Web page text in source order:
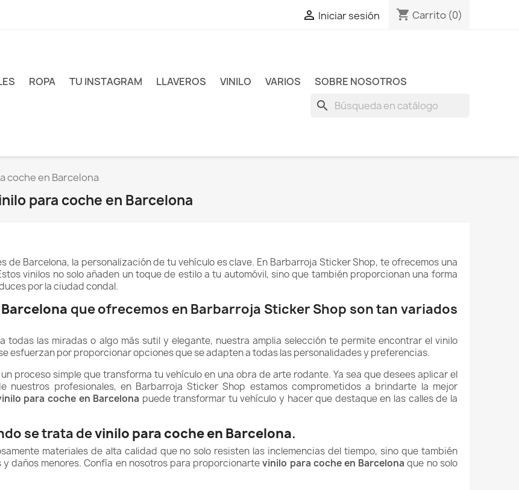
 Iniciar sesión shopping_cart Carrito (0)
ROPA TU INSTAGRAM LLAVEROS VINILO VARIOS SOBRE NOSOTROS
search
coche en Barcelona
para coche en Barcelona
Barcelona, la personalización de tu vehículo es clave. En Barbarroja Sticker Shop, te ofrecemos una
vinilos no solo añaden un toque de estilo a tu automóvil, sino que también proporcionan una forma
por la ciudad condal.
que ofrecemos en Barbarroja Sticker Shop son tan variados
todas las miradas o algo más sutil y elegante, nuestra amplia selección te permite encontrar el vinilo
esfuerzan por proporcionar opciones que se adapten a todas las personalidades y preferencias.
proceso simple que transforma tu vehículo en una obra de arte rodante. Ya sea que desees aplicar el
profesionales, en Barbarroja Sticker Shop estamos comprometidos a brindarte la mejor
para coche en Barcelona puede transformar tu vehículo y hacer que destaque en las calles de la
se trata devinilo para coche en Barcelona.
materiales de alta calidad que no solo resisten las inclemencias del tiempo, sino que también
daños menores. Confía en nosotros para proporcionartevinilo para coche en Barcelona que no solo